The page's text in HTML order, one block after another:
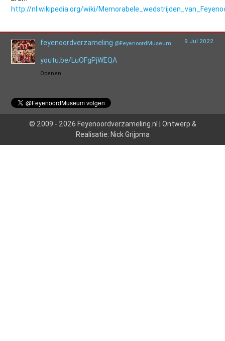
http://nl.wikipedia.org/wiki/
9 Jul 2022
feyenoordverzameling @FeyenoordMuseum
youtu.be/LuOFgPjWEQA
Openen
© 2009 - 2026 Feyenoordverzameling.nl | Ontwerp &
Realisatie: Nick Grijpma